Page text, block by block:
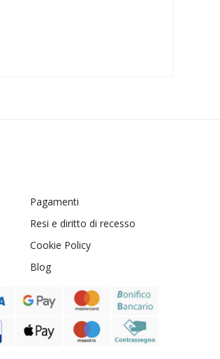
Pagamenti
Resi e diritto di recesso
Cookie Policy
Blog